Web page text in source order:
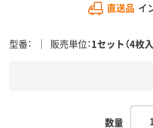
直送品 イ
型番 販売単位 1セット（4枚入
数量